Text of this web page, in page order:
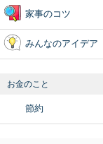
家事のコツ
みんなのアイデア
お金のこと
節約